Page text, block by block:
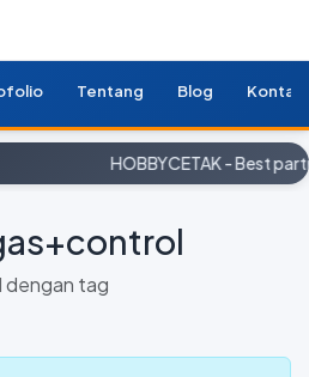
Tentang Blog Kontak
HOBBYCETAK - Best
dengan tag